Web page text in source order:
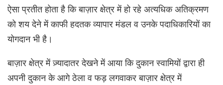
ऐसा प्रतीत होता है कि बाज़ार क्षेत्र में हो रहे अत्यधिक अतिक्रमण
को शय देने में काफी हदतक व्यापार मंडल व उनके पदाधिकारियों का
योगदान भी है।
बाज़ार क्षेत्र में ज़्यादातर देखने में आया कि दुकान स्वामियों द्वारा ही
अपनी दुकान के आगे ठेला व फड़ लगवाकर बाज़ार क्षेत्र में